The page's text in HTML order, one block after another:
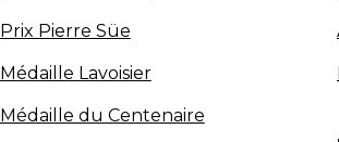
Prix Pierre Süe
Médaille Lavoisier
Médaille du Centenaire